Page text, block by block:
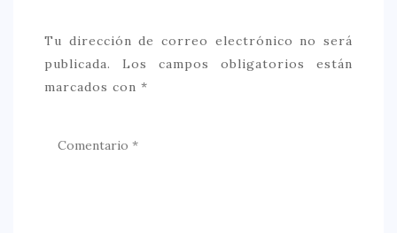
Tu dirección de correo electrónico no será
publicada.
Los campos obligatorios están
marcados con *